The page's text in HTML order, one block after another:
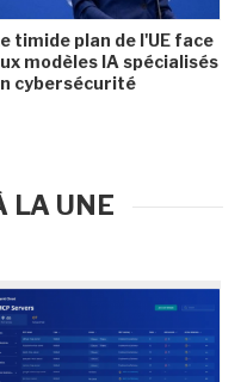
timide plan de l'UE face
modèles IA spécialisés
cybersécurité
LA UNE